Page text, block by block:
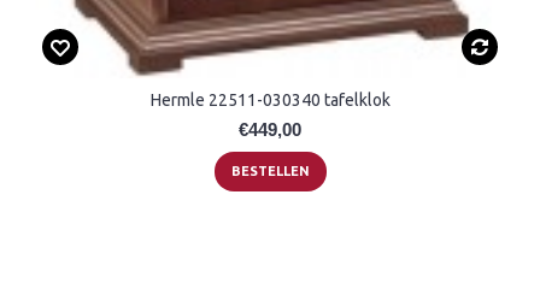
Hermle 22511-030340 tafelklok
€449,00
BESTELLEN